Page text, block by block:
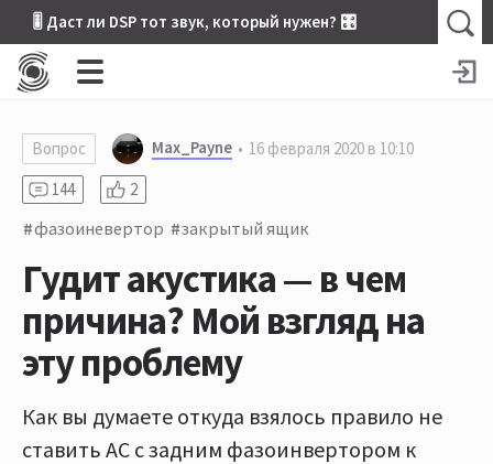
🎚 Даст ли DSP тот звук, который нужен? 🎛
Вопрос Max_Payne
16 февраля 2020 в 10:10
144
2
фазоиневертор закрытый ящик
Гудит акустика — в чем
причина? Мой взгляд на
эту проблему
Как вы думаете откуда взялось правило не
ставить АС с задним фазоинвертором к